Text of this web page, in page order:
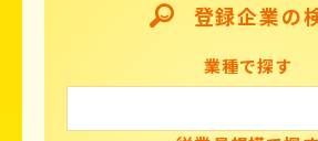
登録企業の
業種で探す